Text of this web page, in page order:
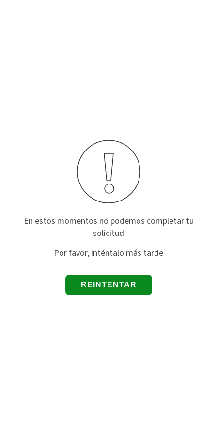
En estos momentos no podemos completar tu
solicitud
Por favor, inténtalo más tarde
REINTENTAR